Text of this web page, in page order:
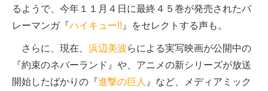
るようで、今年１１月４日に最終４５巻が発売されたバ
レーマンガ『ハイキュー!! 』をセレクトする声も。
さらに、現在、 浜辺美波らによる実写映画が公開中の
『約束のネバーランド』や、アニメの新シリーズが放送
開始したばかりの『進撃の巨人 』など、メディアミック